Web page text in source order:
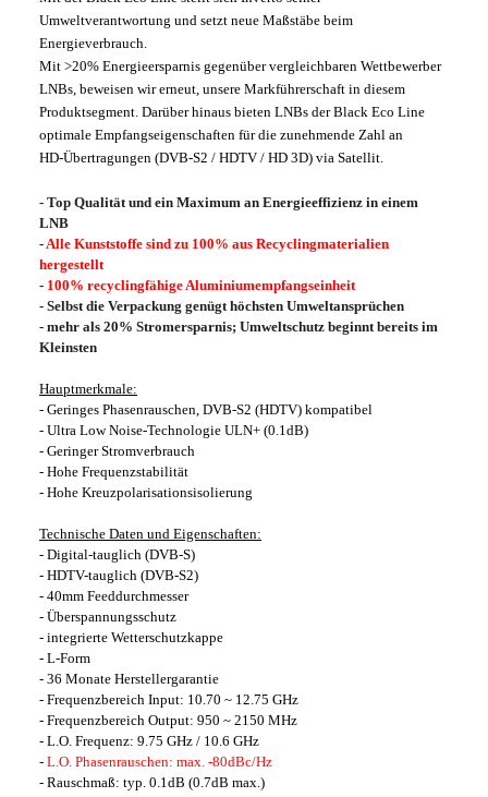
Umweltverantwortung und setzt neue Maßstäbe beim
Energieverbrauch.
Mit >20% Energieersparnis gegenüber vergleichbaren Wettbewerber
LNBs, beweisen wir erneut, unsere Markführerschaft in diesem
Produktsegment. Darüber hinaus bieten LNBs der Black Eco Line
optimale Empfangseigenschaften für die zunehmende Zahl an
HD-Übertragungen (DVB-S2 / HDTV / HD 3D) via Satellit.
- Top Qualität und ein Maximum an Energieeffizienz in einem
LNB
-Alle Kunststoffe sind zu 100% aus Recyclingmaterialien
hergestellt
- 100% recyclingfähige Aluminiumempfangseinheit
- Selbst die Verpackung genügt höchsten Umweltansprüchen
- mehr als 20% Stromersparnis; Umweltschutz beginnt bereits im
Kleinsten
Hauptmerkmale:
- Geringes Phasenrauschen, DVB-S2 (HDTV) kompatibel
- Ultra Low Noise-Technologie ULN+ (0.1dB)
- Geringer Stromverbrauch
- Hohe Frequenzstabilität
- Hohe Kreuzpolarisationsisolierung
Technische Daten und Eigenschaften:
- Digital-tauglich (DVB-S)
- HDTV-tauglich (DVB-S2)
- 40mm Feeddurchmesser
- Überspannungsschutz
- integrierte Wetterschutzkappe
- L-Form
- 36 Monate Herstellergarantie
- Frequenzbereich Input: 10.70 ~ 12.75 GHz
- Frequenzbereich Output: 950 ~ 2150 MHz
- L.O. Frequenz: 9.75 GHz / 10.6 GHz
- L.O. Phasenrauschen: max. -80dBc/Hz
- Rauschmaß: typ. 0.1dB (0.7dB max.)